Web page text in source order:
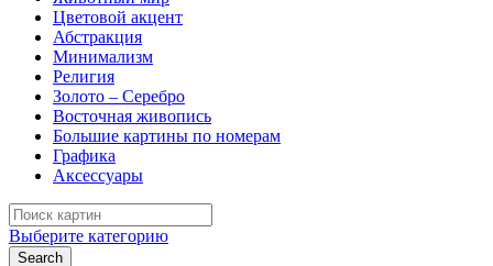
Цветовой акцент
Абстракция
Минимализм
Религия
Золото – Серебро
Восточная живопись
Большие картины по номерам
Графика
Аксессуары
Search
for:
Выберите категорию
Search